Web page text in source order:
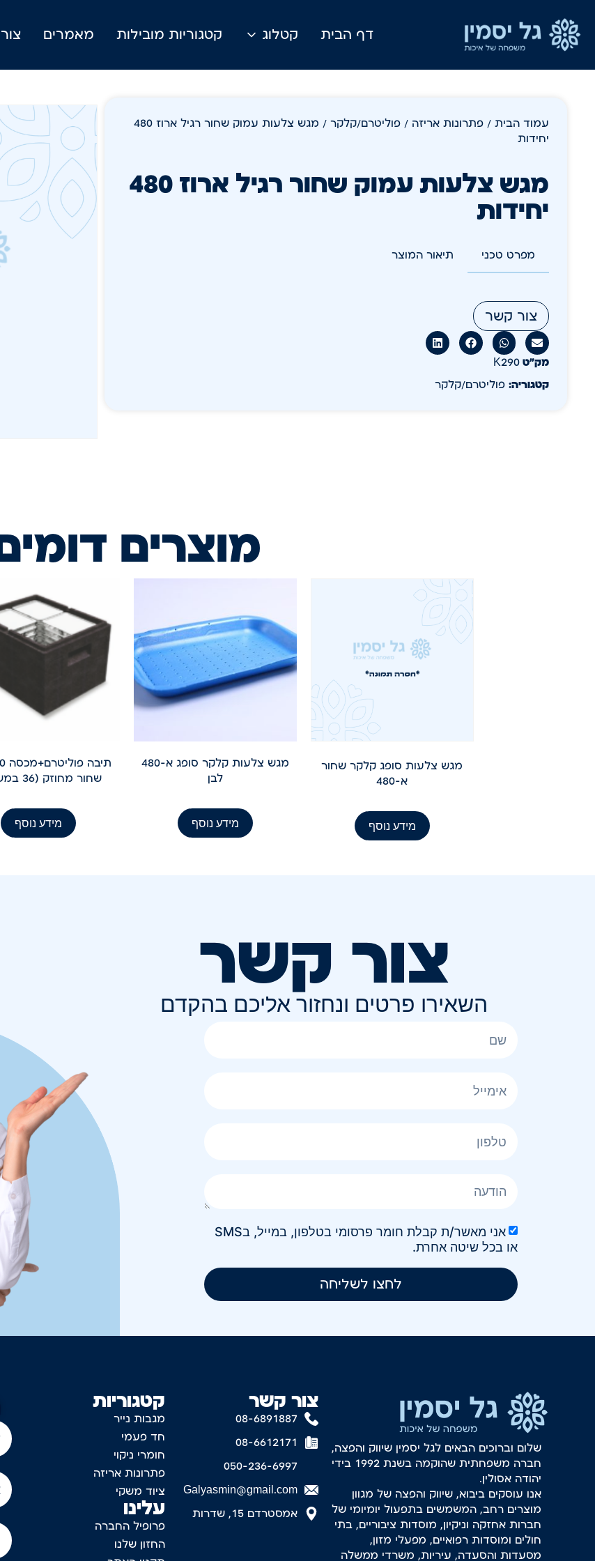
דף הבית קטלוג קטגוריות מובילות מאמרים
עמוד הבית / פתרונות אריזה / פוליטרם/קלקר
/ מגש צלעות עמוק שחור רגיל ארוז 480
יחידות
מגש צלעות עמוק שחור רגיל ארוז 480
יחידות
מפרט טכני תיאור המוצר
צור קשר
מק״ט K290
קטגוריה: פוליטרם/קלקר
מוצרים
מגש צלעות סופג קלקר שחור
א-480
מידע נוסף
מגש צלעות קלקר סופג א-480
לבן
מידע נוסף
שחור מחוזק (36 במשטח)
מידע נוסף
צור קשר
השאירו פרטים ונחזור אליכם בהקדם
אני מאשר/ת קבלת חומר פרסומי בטלפון, במייל, בSMS
או בכל שיטה אחרת.
לחצו לשליחה
קטגוריות
מגבות נייר
חד פעמי
חומרי ניקוי
פתרונות אריזה
ציוד משקי
עלינו
פרופיל החברה
החזון שלנו
צור קשר
08-6891887
08-6612171
050-236-6997
Galyasmin@gmail.com
אמסטרדם 15, שדרות
שלום וברוכים הבאים לגל יסמין שיווק והפצה,
חברה משפחתית שהוקמה בשנת 1992 בידי
יהודה אסולין.
אנו עוסקים ביבוא, שיווק והפצה של מגוון
מוצרים רחב, המשמשים בתפעול יומיומי של
חברות אחזקה וניקיון, מוסדות ציבוריים, בתי
חולים ומוסדות רפואיים, מפעלי מזון,
מסעדות והסעדה, עיריות, משרדי ממשלה